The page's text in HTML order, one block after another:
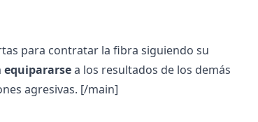
para contratar la fibra siguiendo su
equipararsea los resultados de los demás
agresivas. [/main]